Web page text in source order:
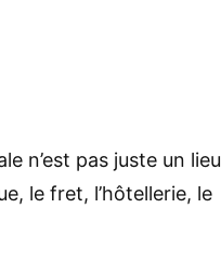
n’est pas juste un lieu
le fret, l’hôtellerie, le